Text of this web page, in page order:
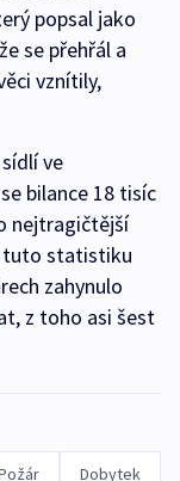
popsal jako
se přehřál a
vznítily,
ve
bilance 18 tisíc
nejtragičtější
tuto statistiku
zahynulo
z toho asi šest
Dobytek